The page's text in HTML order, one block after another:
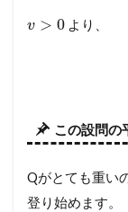
v > 0より、
この設問の
Qがとても重い
登り始めます。